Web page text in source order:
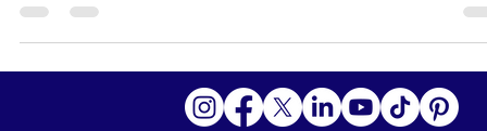
actuellement aucun délai d’attente pour être opéré. La
première étape consiste à réaliser une consultation en
: définir l’intervention la plus adaptée à votre situation,
répondre à toutes vos questions, fixer ensemble la date